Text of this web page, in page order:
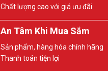
Chất lượng cao với giá ưu đãi
An Tâm Khi Mua Sắm
Sản phẩm, hàng hóa chính hãng
Thanh toán tiện lợi